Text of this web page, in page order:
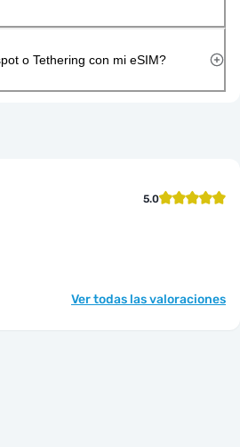
o Tethering con mi eSIM?
5.0
Ver todas las valoraciones